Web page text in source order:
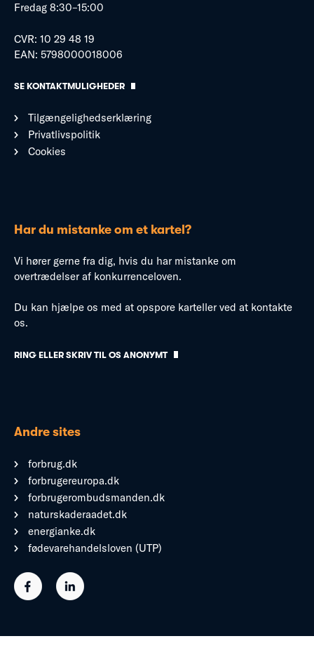
Fredag 8:30–15:00
CVR: 10 29 48 19
EAN: 5798000018006
SE KONTAKTMULIGHEDER
Tilgængelighedserklæring
Privatlivspolitik
Cookies
Har du mistanke om et kartel?
Vi hører gerne fra dig, hvis du har mistanke om
overtrædelser af konkurrenceloven.
Du kan hjælpe os med at opspore karteller ved at kontakte
os.
RING ELLER SKRIV TIL OS ANONYMT
Andre sites
forbrug.dk
forbrugereuropa.dk
forbrugerombudsmanden.dk
naturskaderaadet.dk
energianke.dk
fødevarehandelsloven (UTP)